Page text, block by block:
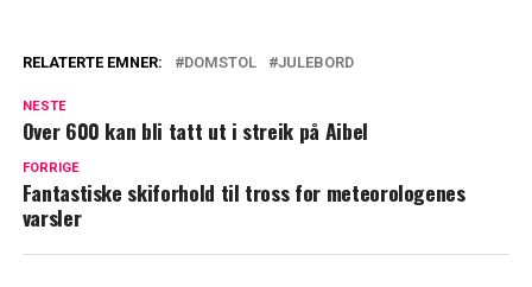
RELATERTE EMNER: DOMSTOL JULEBORD
NESTE
Over 600 kan bli tatt ut i streik på Aibel
FORRIGE
Fantastiske skiforhold til tross for meteorologenes
varsler